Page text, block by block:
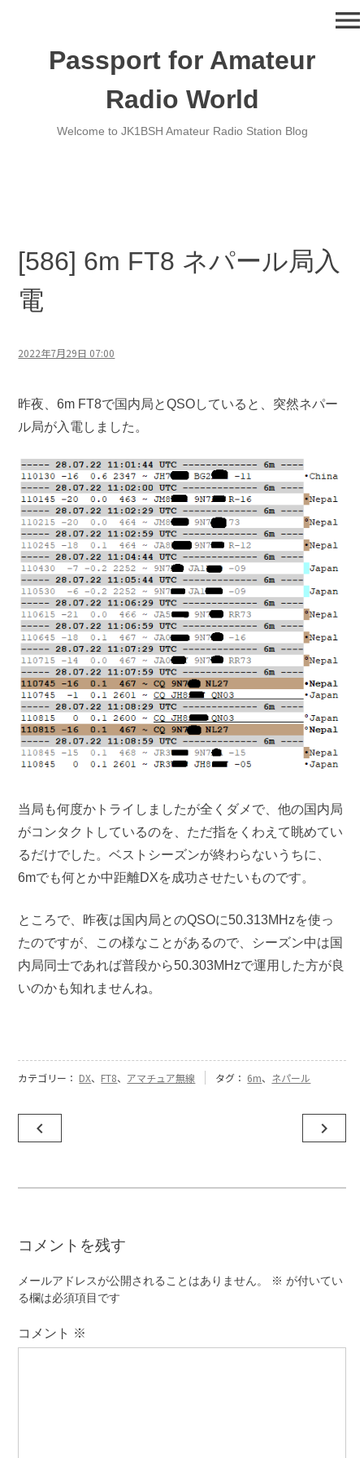
Passport for Amateur
Radio World
Welcome to JK1BSH Amateur Radio Station Blog
menu
[586] 6m FT8 ネパール局入
電
2022年7月29日 07:00
昨夜、6m FT8で国内局とQSOしていると、突然ネパー
ル局が入電しました。
当局も何度かトライしましたが全くダメで、他の国内局
がコンタクトしているのを、ただ指をくわえて眺めてい
るだけでした。ベストシーズンが終わらないうちに、
6mでも何とか中距離DXを成功させたいものです。
ところで、昨夜は国内局とのQSOに50.313MHzを使っ
たのですが、この様なことがあるので、シーズン中は国
内局同士であれば普段から50.303MHzで運用した方が良
いのかも知れませんね。
カテゴリー： DX、 FT8、 アマチュア無線 タグ： 6m、 ネパール
稿
ー
シ
ョ
navigate_before navigate_next
コメントを残す
メールアドレスが公開されることはありません。 ※ が付いてい
る欄は必須項目です
コメント ※